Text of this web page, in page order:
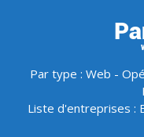
Par type : Web -
Liste d'entreprises :